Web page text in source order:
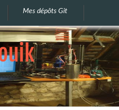
Mes dépôts Git